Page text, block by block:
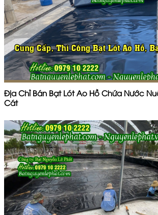
Địa Chỉ Bán Bạt Lót Ao Hồ Chứa Nước
Cát